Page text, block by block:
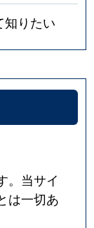
知りたい
。当サイ
は一切あ